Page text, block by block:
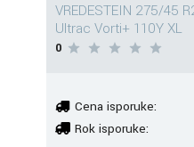
VREDESTEIN 275/45
Ultrac Vorti+ 110Y XL
0
Cena isporuke:
Rok isporuke: